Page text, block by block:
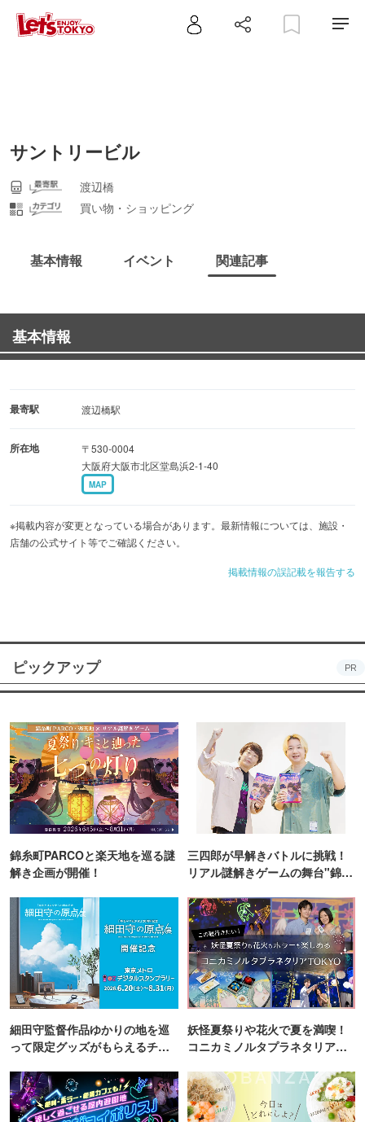
サントリービル
渡辺橋
買い物・ショッピング
基本情報 イベント 関連記事
基本情報
最寄駅 渡辺橋駅
所在地
〒530-0004
大阪府大阪市北区堂島浜2-1-40
MAP
※掲載内容が変更となっている場合があります。最新情報については、施設・
店舗の公式サイト等でご確認ください。
掲載情報の誤記載を報告する
ピックアップ PR
錦糸町PARCOと楽天地を巡る謎
解き企画が開催！
三四郎が早解きバトルに挑戦！
リアル謎解きゲームの舞台"錦糸
細田守監督作品ゆかりの地を巡
って限定グッズがもらえるチャ
妖怪夏祭りや花火で夏を満喫！
コニカミノルタプラネタリア